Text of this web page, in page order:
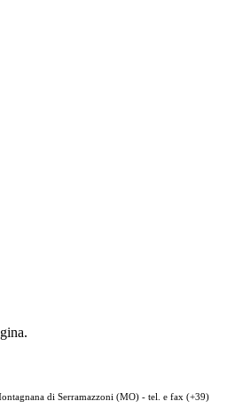
di Serramazzoni (MO) - tel. e fax (+39)